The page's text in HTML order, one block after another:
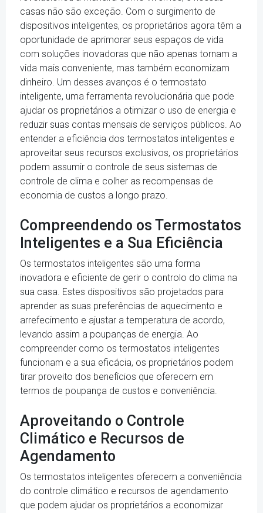
casas não são exceção. Com o surgimento de
dispositivos inteligentes, os proprietários agora têm a
oportunidade de aprimorar seus espaços de vida
com soluções inovadoras que não apenas tornam a
vida mais conveniente, mas também economizam
dinheiro. Um desses avanços é o termostato
inteligente, uma ferramenta revolucionária que pode
ajudar os proprietários a otimizar o uso de energia e
reduzir suas contas mensais de serviços públicos. Ao
entender a eficiência dos termostatos inteligentes e
aproveitar seus recursos exclusivos, os proprietários
podem assumir o controle de seus sistemas de
controle de clima e colher as recompensas de
economia de custos a longo prazo.
Compreendendo os Termostatos
Inteligentes e a Sua Eficiência
Os termostatos inteligentes são uma forma
inovadora e eficiente de gerir o controlo do clima na
sua casa. Estes dispositivos são projetados para
aprender as suas preferências de aquecimento e
arrefecimento e ajustar a temperatura de acordo,
levando assim a poupanças de energia. Ao
compreender como os termostatos inteligentes
funcionam e a sua eficácia, os proprietários podem
tirar proveito dos benefícios que oferecem em
termos de poupança de custos e conveniência.
Aproveitando o Controle
Climático e Recursos de
Agendamento
Os termostatos inteligentes oferecem a conveniência
do controle climático e recursos de agendamento
que podem ajudar os proprietários a economizar